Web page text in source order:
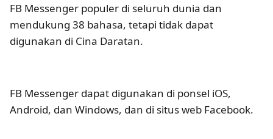
FB Messenger populer di seluruh dunia dan
mendukung 38 bahasa, tetapi tidak dapat
digunakan di Cina Daratan.
FB Messenger dapat digunakan di ponsel iOS,
Android, dan Windows, dan di situs web Facebook.